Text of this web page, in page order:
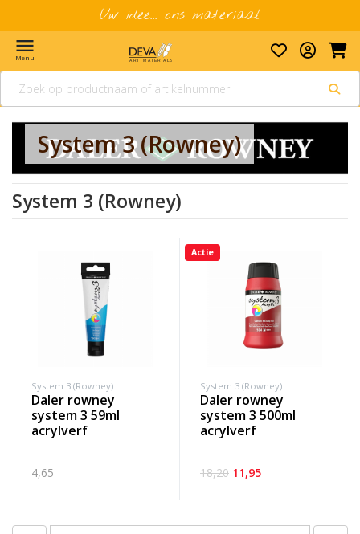
Uw idee... ons materiaal
menu
Menu
System 3 (Rowney)
System 3 (Rowney)
System 3 (Rowney)
daler rowney
system 3 59ml
acrylverf
4,65
Actie
System 3 (Rowney)
daler rowney
system 3 500ml
acrylverf
18,20 11,95